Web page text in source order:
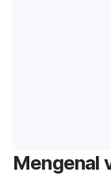
Mengenal